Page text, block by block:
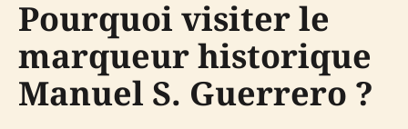
Pourquoi visiter le
marqueur historique
Manuel S. Guerrero ?